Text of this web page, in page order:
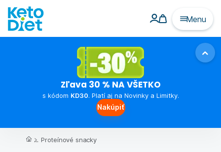
Menu
Zľava 30 % NA VŠETKO
s kódom KD30. Platí aj na Novinky a Limitky.
Nakúpiť
... Proteínové snacky